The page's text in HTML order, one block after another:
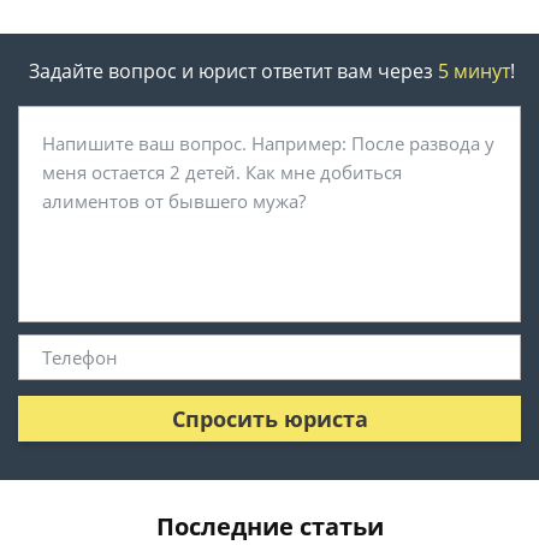
Задайте вопрос и юрист ответит вам через 5 минут!
Спросить юриста
Последние статьи